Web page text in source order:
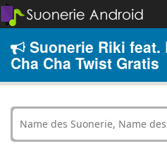
Suonerie Riki
Cha Cha Twist Gratis